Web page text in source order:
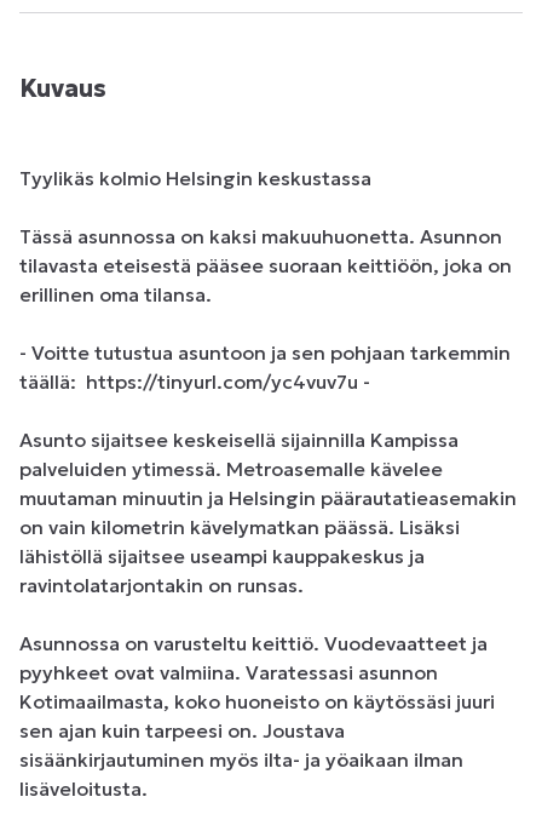
Kuvaus
Tyylikäs kolmio Helsingin keskustassa
Tässä asunnossa on kaksi makuuhuonetta. Asunnon
tilavasta eteisestä pääsee suoraan keittiöön, joka on
erillinen oma tilansa.
- Voitte tutustua asuntoon ja sen pohjaan tarkemmin
täällä:  https://tinyurl.com/yc4vuv7u -
Asunto sijaitsee keskeisellä sijainnilla Kampissa
palveluiden ytimessä. Metroasemalle kävelee
muutaman minuutin ja Helsingin päärautatieasemakin
on vain kilometrin kävelymatkan päässä. Lisäksi
lähistöllä sijaitsee useampi kauppakeskus ja
ravintolatarjontakin on runsas.
Asunnossa on varusteltu keittiö. Vuodevaatteet ja
pyyhkeet ovat valmiina. Varatessasi asunnon
Kotimaailmasta, koko huoneisto on käytössäsi juuri
sen ajan kuin tarpeesi on. Joustava
sisäänkirjautuminen myös ilta- ja yöaikaan ilman
lisäveloitusta.